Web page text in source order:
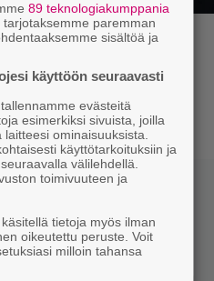
tuoda koko
Niko Ikonen
89 teknologiakumppania
paremman
sisältöä ja
käyttöön seuraavasti
evästeitä
esimerkiksi sivuista, joilla
ominaisuuksista.
käyttötarkoituksiin ja
välilehdellä.
toimivuuteen ja
tietoja myös ilman
oikeutettu peruste. Voit
milloin tahansa